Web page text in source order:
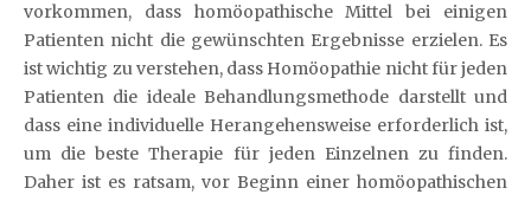
vorkommen, dass homöopathische Mittel bei einigen
Patienten nicht die gewünschten Ergebnisse erzielen. Es
ist wichtig zu verstehen, dass Homöopathie nicht für jeden
Patienten die ideale Behandlungsmethode darstellt und
dass eine individuelle Herangehensweise erforderlich ist,
um die beste Therapie für jeden Einzelnen zu finden.
Daher ist es ratsam, vor Beginn einer homöopathischen